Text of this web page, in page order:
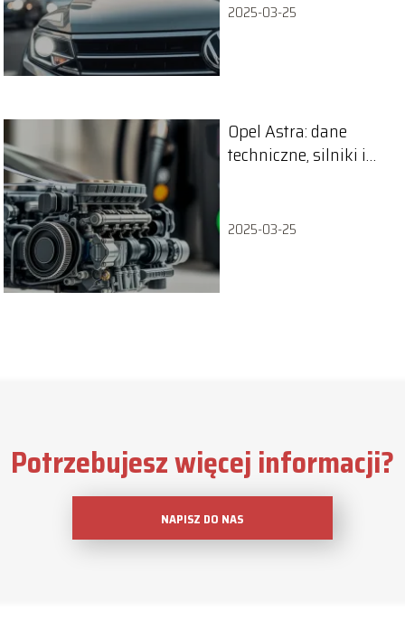
2025-03-25
Opel Astra: dane
techniczne, silniki i
2025-03-25
Potrzebujesz więcej informacji?
NAPISZ DO NAS